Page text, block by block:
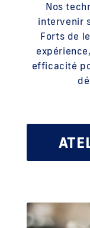
Nos
intervenir
Forts de
efficacité